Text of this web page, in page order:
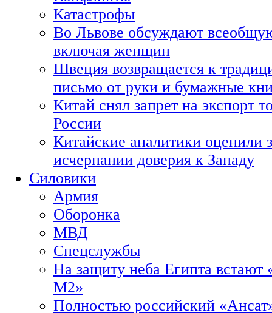
Катастрофы
Во Львове обсуждают
включая женщин
Швеция возвращается к
письмо от руки и бумажные
Китай снял запрет на экспорт
России
Китайские аналитики оценили
исчерпании доверия к Западу
Силовики
Армия
Оборонка
МВД
Спецслужбы
На защиту неба Египта встают
М2»
Полностью российский